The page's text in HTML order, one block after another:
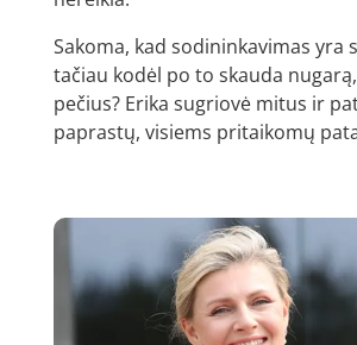
Sakoma, kad sodininkavimas yra
tačiau kodėl po to skauda
pečius? Erika sugriovė mitus ir
paprastų, visiems pritaikomų